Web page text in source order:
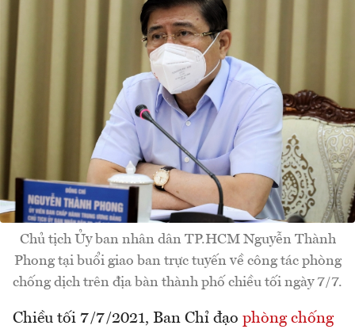
Chủ tịch Ủy ban nhân dân TP.HCM Nguyễn Thành
Phong tại buổi giao ban trực tuyến về công tác phòng
chống dịch trên địa bàn thành phố chiều tối ngày 7/7.
Chiều tối 7/7/2021, Ban Chỉ đạo phòng chống